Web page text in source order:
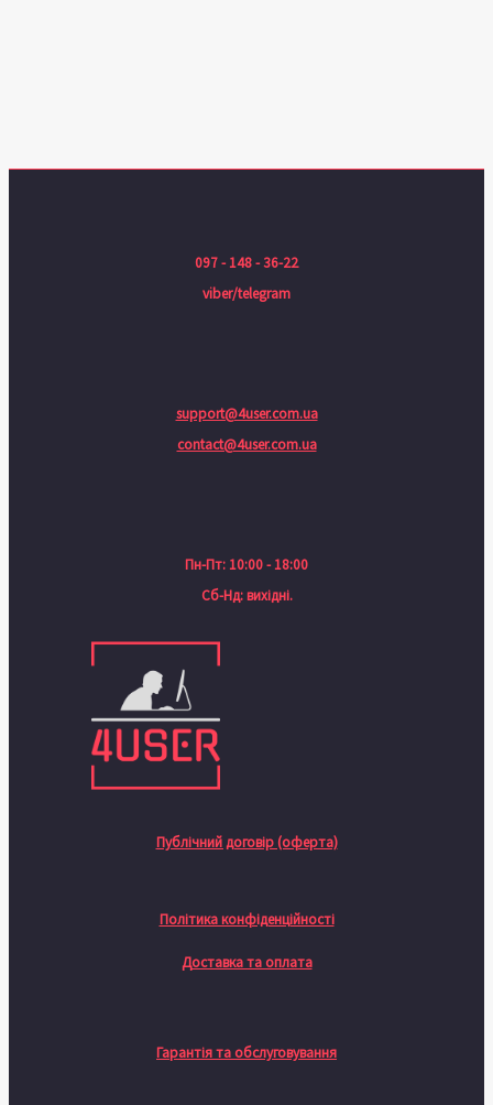
097 - 148 - 36-22
viber/telegram
support@4user.com.ua
contact@4user.com.ua
Пн-Пт: 10:00 - 18:00
Сб-Нд: вихідні.
Публічний договір (оферта)
Політика конфіденційності
Доставка та оплата
Гарантія та обслуговування